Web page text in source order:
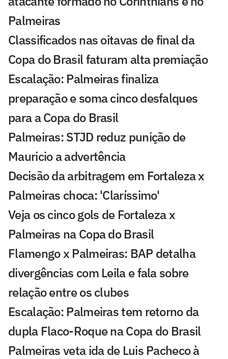
Palmeiras
Classificados nas oitavas de final da
Copa do Brasil faturam alta premiação
Escalação: Palmeiras finaliza
preparação e soma cinco desfalques
para a Copa do Brasil
Palmeiras: STJD reduz punição de
Mauricio a advertência
Decisão da arbitragem em Fortaleza x
Palmeiras choca: 'Claríssimo'
Veja os cinco gols de Fortaleza x
Palmeiras na Copa do Brasil
Flamengo x Palmeiras: BAP detalha
divergências com Leila e fala sobre
relação entre os clubes
Escalação: Palmeiras tem retorno da
dupla Flaco-Roque na Copa do Brasil
Palmeiras veta ida de Luis Pacheco à